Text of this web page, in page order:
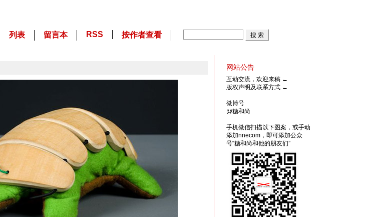
列表 留言本 RSS 按作者查看
网站公告
互动交流，欢迎来稿 ←
版权声明及联系方式 ←
微博号
@糖和尚
手机微信扫描以下图案，或手动
添加nnecom，即可添加公众
号“糖和尚和他的朋友们”